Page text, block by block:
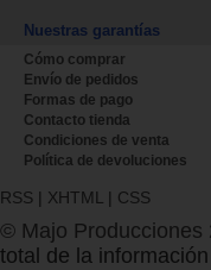
Nuestras garantías
Cómo comprar
Envío de pedidos
Formas de pago
Contacto tienda
Condiciones de venta
Política de devoluciones
RSS | XHTML | CSS
© Majo Producciones
total de la